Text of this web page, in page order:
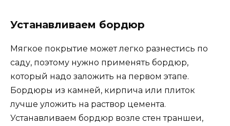
Устанавливаем бордюр
Мягкое покрытие может легко разнестись по
саду, поэтому нужно применять бордюр,
который надо заложить на первом этапе.
Бордюры из камней, кирпича или плиток
лучше уложить на раствор цемента.
Устанавливаем бордюр возле стен траншеи,